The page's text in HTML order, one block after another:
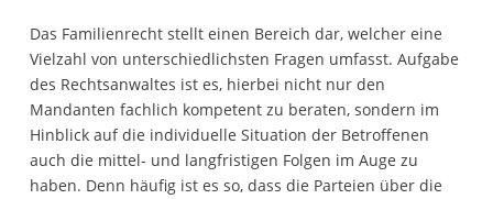
Das Familienrecht stellt einen Bereich dar, welcher eine
Vielzahl von unterschiedlichsten Fragen umfasst. Aufgabe
des Rechtsanwaltes ist es, hierbei nicht nur den
Mandanten fachlich kompetent zu beraten, sondern im
Hinblick auf die individuelle Situation der Betroffenen
auch die mittel- und langfristigen Folgen im Auge zu
haben. Denn häufig ist es so, dass die Parteien über die